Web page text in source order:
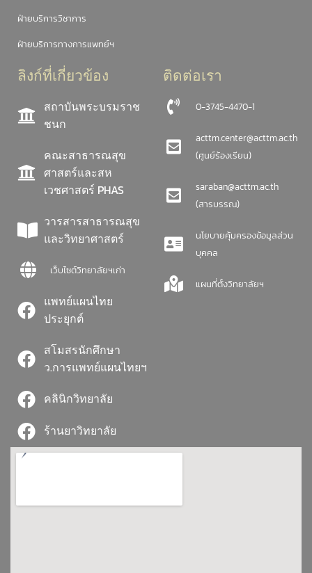
ฝ่ายบริการวิชาการ
ฝ่ายบริการทางการแพทย์ฯ
ลิงก์ที่เกี่ยวข้อง
สถาบันพระบรมราช
ชนก
คณะสาธารณสุข
ศาสตร์และสห
เวชศาสตร์ PHAS
วารสารสาธารณสุข
และวิทยาศาสตร์
เว็บไซต์วิทยาลัยฯเก่า
แพทย์แผนไทย
ประยุกต์
สโมสรนักศึกษา
ว.การแพทย์แผนไทยฯ
คลินิกวิทยาลัย
ร้านยาวิทยาลัย
ติดต่อเรา
0-3745-4470-1
acttm.center@acttm.ac.th
(ศูนย์ร้องเรียน)
saraban@acttm.ac.th
(สารบรรณ)
นโยบายคุ้มครองข้อมูลส่วน
บุคคล
แผนที่ตั้งวิทยาลัยฯ